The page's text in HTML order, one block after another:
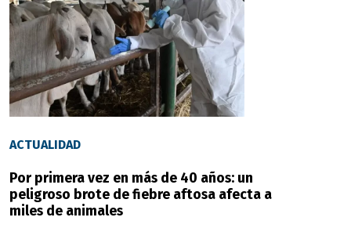
ACTUALIDAD
Por primera vez en más de 40 años: un
peligroso brote de fiebre aftosa afecta a
miles de animales